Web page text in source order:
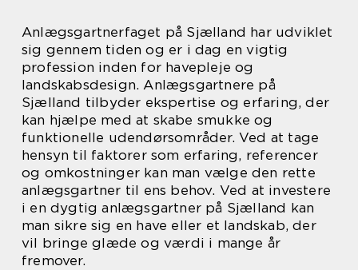
Anlægsgartnerfaget på Sjælland har udviklet
sig gennem tiden og er i dag en vigtig
profession inden for havepleje og
landskabsdesign. Anlægsgartnere på
Sjælland tilbyder ekspertise og erfaring, der
kan hjælpe med at skabe smukke og
funktionelle udendørsområder. Ved at tage
hensyn til faktorer som erfaring, referencer
og omkostninger kan man vælge den rette
anlægsgartner til ens behov. Ved at investere
i en dygtig anlægsgartner på Sjælland kan
man sikre sig en have eller et landskab, der
vil bringe glæde og værdi i mange år
fremover.